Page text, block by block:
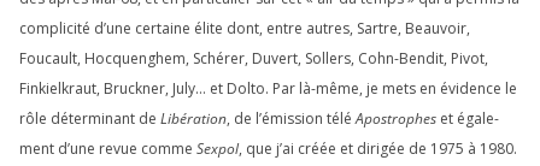
com­pli­ci­té d’une cer­taine élite dont, entre autres, Sartre, Beauvoir,
Foucault, Hocquenghem, Schérer, Duvert, Sollers, Cohn-Bendit, Pivot,
Finkielkraut, Bruckner, July… et Dolto. Par là-même, je mets en évi­dence le
rôle déter­mi­nant de Libération, de l’émission téléApostrophes et éga­le­
ment d’une revue comme Sexpol, que j’ai créée et diri­gée de 1975 à 1980.